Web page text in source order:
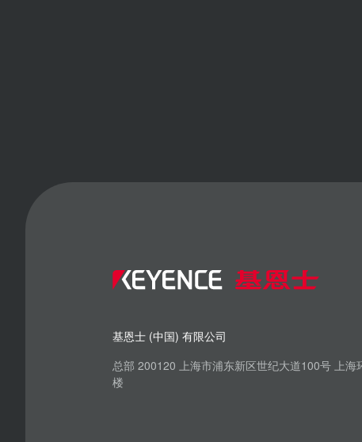
基恩士 (中国) 有限公司
总部 200120 上海市浦东新区世纪大道100号 上海
楼